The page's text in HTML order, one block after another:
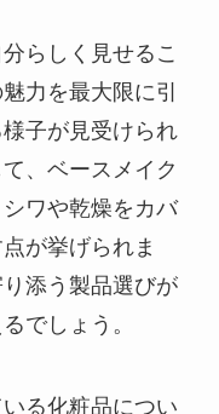
らしく見せるこ
力を最大限に引
子が見受けられ
、ベースメイク
ワや乾燥をカバ
が挙げられま
添う製品選びが
でしょう。
る化粧品につい